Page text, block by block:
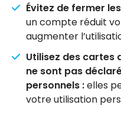
Évitez de fermer
un compte réduit
augmenter
Utilisez des cartes
ne sont pas
personnels :elles
votre utilisation